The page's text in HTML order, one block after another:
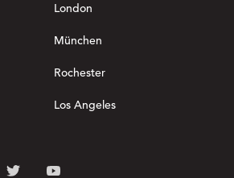
London
München
Rochester
Los Angeles